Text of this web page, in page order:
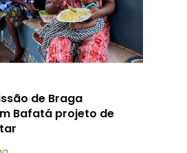
de Braga
Bafatá projeto de